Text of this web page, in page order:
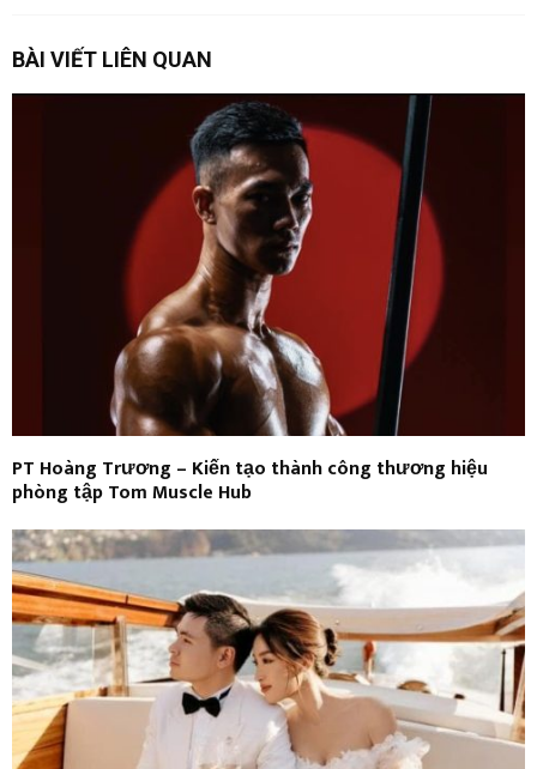
BÀI VIẾT LIÊN QUAN
PT Hoàng Trương – Kiến tạo thành công thương hiệu
phòng tập Tom Muscle Hub